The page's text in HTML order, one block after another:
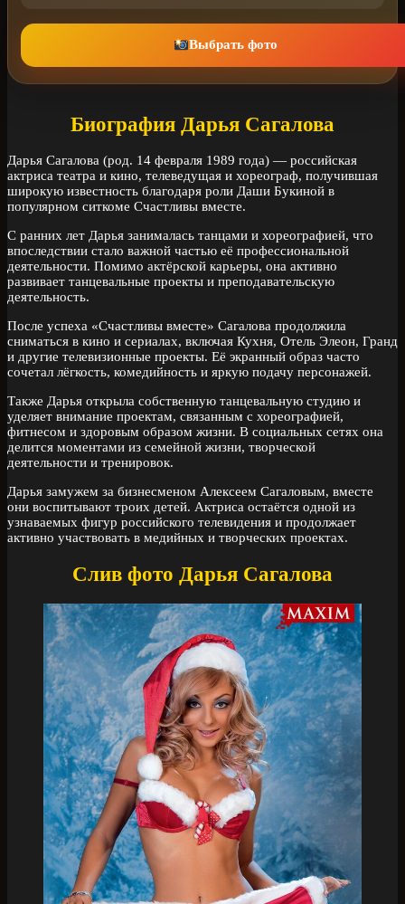
Выбрать фото
Биография Дарья Сагалова
Дарья Сагалова (род. 14 февраля 1989 года) — российская
актриса театра и кино, телеведущая и хореограф, получившая
широкую известность благодаря роли Даши Букиной в
популярном ситкоме Счастливы вместе.
С ранних лет Дарья занималась танцами и хореографией, что
впоследствии стало важной частью её профессиональной
деятельности. Помимо актёрской карьеры, она активно
развивает танцевальные проекты и преподавательскую
деятельность.
После успеха «Счастливы вместе» Сагалова продолжила
сниматься в кино и сериалах, включая Кухня, Отель Элеон, Гранд
и другие телевизионные проекты. Её экранный образ часто
сочетал лёгкость, комедийность и яркую подачу персонажей.
Также Дарья открыла собственную танцевальную студию и
уделяет внимание проектам, связанным с хореографией,
фитнесом и здоровым образом жизни. В социальных сетях она
делится моментами из семейной жизни, творческой
деятельности и тренировок.
Дарья замужем за бизнесменом Алексеем Сагаловым, вместе
они воспитывают троих детей. Актриса остаётся одной из
узнаваемых фигур российского телевидения и продолжает
активно участвовать в медийных и творческих проектах.
Слив фото Дарья Сагалова